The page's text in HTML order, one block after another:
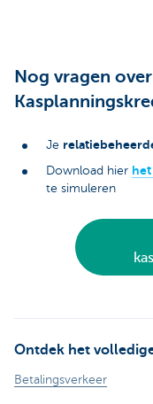
Nog vragen
Je
Download hier
te simuleren
Ontdek het
Betalingsverkeer